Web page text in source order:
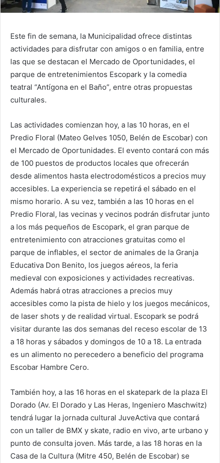
Este fin de semana, la Municipalidad ofrece distintas
actividades para disfrutar con amigos o en familia, entre
las que se destacan el Mercado de Oportunidades, el
parque de entretenimientos Escopark y la comedia
teatral “Antígona en el Baño”, entre otras propuestas
culturales.
Las actividades comienzan hoy, a las 10 horas, en el
Predio Floral (Mateo Gelves 1050, Belén de Escobar) con
el Mercado de Oportunidades. El evento contará con más
de 100 puestos de productos locales que ofrecerán
desde alimentos hasta electrodomésticos a precios muy
accesibles. La experiencia se repetirá el sábado en el
mismo horario. A su vez, también a las 10 horas en el
Predio Floral, las vecinas y vecinos podrán disfrutar junto
a los más pequeños de Escopark, el gran parque de
entretenimiento con atracciones gratuitas como el
parque de inflables, el sector de animales de la Granja
Educativa Don Benito, los juegos aéreos, la feria
medieval con exposiciones y actividades recreativas.
Además habrá otras atracciones a precios muy
accesibles como la pista de hielo y los juegos mecánicos,
de laser shots y de realidad virtual. Escopark se podrá
visitar durante las dos semanas del receso escolar de 13
a 18 horas y sábados y domingos de 10 a 18. La entrada
es un alimento no perecedero a beneficio del programa
Escobar Hambre Cero.
También hoy, a las 16 horas en el skatepark de la plaza El
Dorado (Av. El Dorado y Las Heras, Ingeniero Maschwitz)
tendrá lugar la jornada cultural JuveActiva que contará
con un taller de BMX y skate, radio en vivo, arte urbano y
punto de consulta joven. Más tarde, a las 18 horas en la
Casa de la Cultura (Mitre 450, Belén de Escobar) se